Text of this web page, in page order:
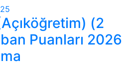
(2
Puanları 2026